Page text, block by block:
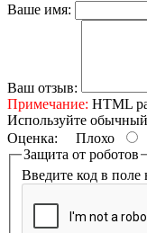
Ваше имя:
Ваш отзыв:
Примечание: HTML
Используйте обычный
Оценка: Плохо
Защита от роботов
Введите код в поле